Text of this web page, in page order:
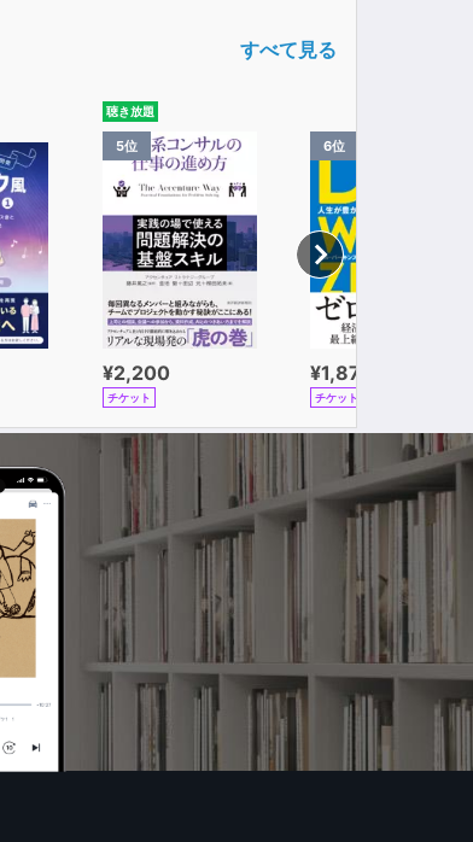
すべて見る
聴き放題
5位
¥2,200
チケット
6位
¥1,870
チケット